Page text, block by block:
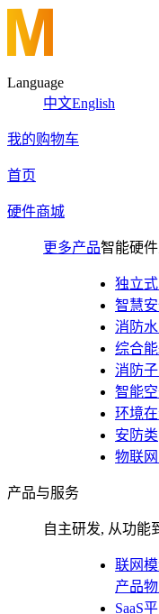
Language
中文English
我的购物车
首页
硬件商城
更多产品智能硬件
独立
智慧
消防
综合
消防
智能
环境
安防类
物联
产品与服务
自主研发, 从功能
联网模
产品
SaaS